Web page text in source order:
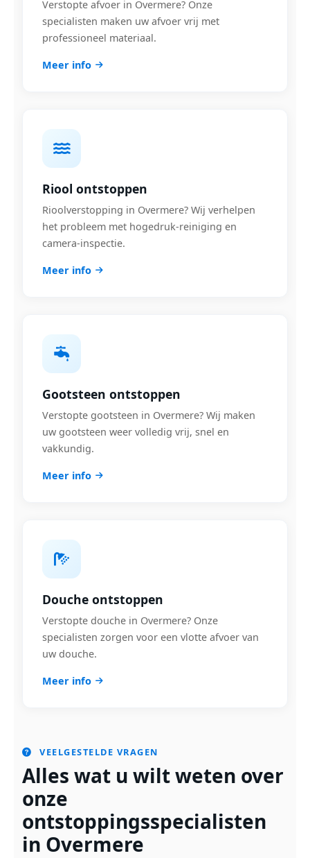
Verstopte afvoer in Overmere? Onze
specialisten maken uw afvoer vrij met
professioneel materiaal.
Meer info
Riool ontstoppen
Rioolverstopping in Overmere? Wij verhelpen
het probleem met hogedruk-reiniging en
camera-inspectie.
Meer info
Gootsteen ontstoppen
Verstopte gootsteen in Overmere? Wij maken
uw gootsteen weer volledig vrij, snel en
vakkundig.
Meer info
Douche ontstoppen
Verstopte douche in Overmere? Onze
specialisten zorgen voor een vlotte afvoer van
uw douche.
Meer info
VEELGESTELDE VRAGEN
Alles wat u wilt weten over
onze
ontstoppingsspecialisten
in Overmere